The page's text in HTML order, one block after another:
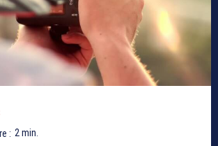
: 2min.